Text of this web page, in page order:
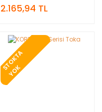
2.165,94 TL
S
T
O
K
T
A
Y
O
K